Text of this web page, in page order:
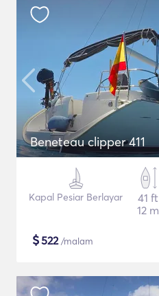
Beneteau clipper 411
Kapal Pesiar Berlayar
41 ft
12 m
$522/malam